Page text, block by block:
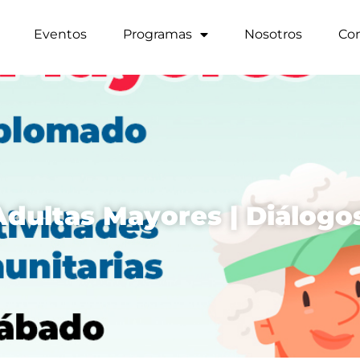
Eventos Programas Nosotros
Mayores |